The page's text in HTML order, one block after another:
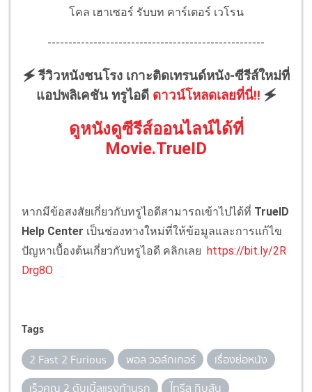
โคล เฮาเซอร์ รับบท คาร์เตอร์ เวโรน
----------------------------------------------------
🗲 รีวิวหนังชนโรง เกาะติดเทรนด์หนัง-ซีรีส์ใหม่ที่
แอปพลิเคชัน ทรูไอดี ดาวน์โหลดเลยที่นี่!! 🗲
ดูหนังดูซีรีส์ออนไลน์ได้ที่
Movie.TrueID
หากมีข้อสงสัยเกี่ยวกับทรูไอดีสามารถเข้าไปได้ที่ TrueID
Help Center เป็นช่องทางใหม่ที่ให้ข้อมูลและการแก้ไข
ปัญหาเบื้องต้นเกี่ยวกับทรูไอดี คลิกเลย https://bit.ly/2R
Drg8O
Tags
2 Fast 2 Furious พอล วอล์กเกอร์
เรื่องย่อหนัง
เร็วคูณ 2 ดับเบิ้ลแรงท้านรก
ไทรีส กิบสัน